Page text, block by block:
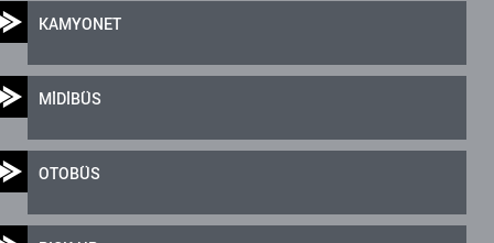
KAMYONET
MİDİBÜS
OTOBÜS